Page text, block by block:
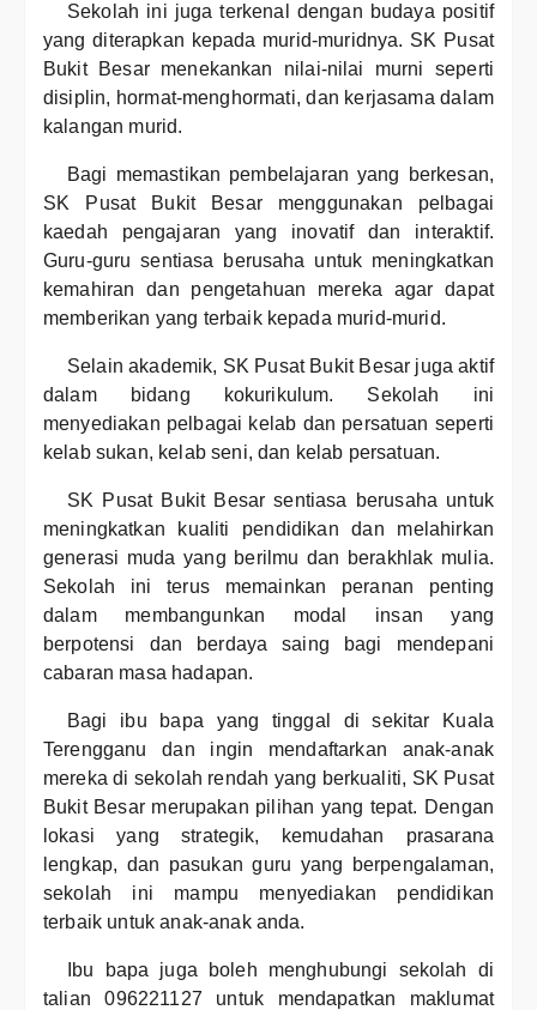
Sekolah ini juga terkenal dengan budaya positif
yang diterapkan kepada murid-muridnya. SK Pusat
Bukit Besar menekankan nilai-nilai murni seperti
disiplin, hormat-menghormati, dan kerjasama dalam
kalangan murid.
Bagi memastikan pembelajaran yang berkesan,
SK Pusat Bukit Besar menggunakan pelbagai
kaedah pengajaran yang inovatif dan interaktif.
Guru-guru sentiasa berusaha untuk meningkatkan
kemahiran dan pengetahuan mereka agar dapat
memberikan yang terbaik kepada murid-murid.
Selain akademik, SK Pusat Bukit Besar juga aktif
dalam bidang kokurikulum. Sekolah ini
menyediakan pelbagai kelab dan persatuan seperti
kelab sukan, kelab seni, dan kelab persatuan.
SK Pusat Bukit Besar sentiasa berusaha untuk
meningkatkan kualiti pendidikan dan melahirkan
generasi muda yang berilmu dan berakhlak mulia.
Sekolah ini terus memainkan peranan penting
dalam membangunkan modal insan yang
berpotensi dan berdaya saing bagi mendepani
cabaran masa hadapan.
Bagi ibu bapa yang tinggal di sekitar Kuala
Terengganu dan ingin mendaftarkan anak-anak
mereka di sekolah rendah yang berkualiti, SK Pusat
Bukit Besar merupakan pilihan yang tepat. Dengan
lokasi yang strategik, kemudahan prasarana
lengkap, dan pasukan guru yang berpengalaman,
sekolah ini mampu menyediakan pendidikan
terbaik untuk anak-anak anda.
Ibu bapa juga boleh menghubungi sekolah di
talian 096221127 untuk mendapatkan maklumat